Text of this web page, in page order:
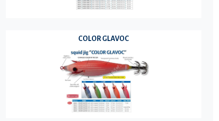
COLOR GLAVOC